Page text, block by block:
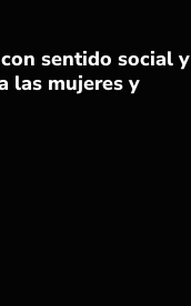
sentido social y
las mujeres y